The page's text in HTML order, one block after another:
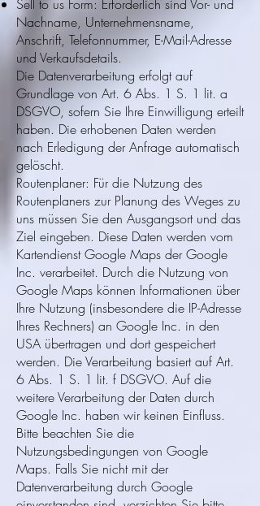
Sell to us Form: Erforderlich sind Vor- und
Nachname, Unternehmensname,
Anschrift, Telefonnummer, E-Mail-Adresse
und Verkaufsdetails.
Die Datenverarbeitung erfolgt auf
Grundlage von Art. 6 Abs. 1 S. 1 lit. a
DSGVO, sofern Sie Ihre Einwilligung erteilt
haben. Die erhobenen Daten werden
nach Erledigung der Anfrage automatisch
gelöscht.
Routenplaner: Für die Nutzung des
Routenplaners zur Planung des Weges zu
uns müssen Sie den Ausgangsort und das
Ziel eingeben. Diese Daten werden vom
Kartendienst Google Maps der Google
Inc. verarbeitet. Durch die Nutzung von
Google Maps können Informationen über
Ihre Nutzung (insbesondere die IP-Adresse
Ihres Rechners) an Google Inc. in den
USA übertragen und dort gespeichert
werden. Die Verarbeitung basiert auf Art.
6 Abs. 1 S. 1 lit. f DSGVO. Auf die
weitere Verarbeitung der Daten durch
Google Inc. haben wir keinen Einfluss.
Bitte beachten Sie die
Nutzungsbedingungen von Google
Maps. Falls Sie nicht mit der
Datenverarbeitung durch Google